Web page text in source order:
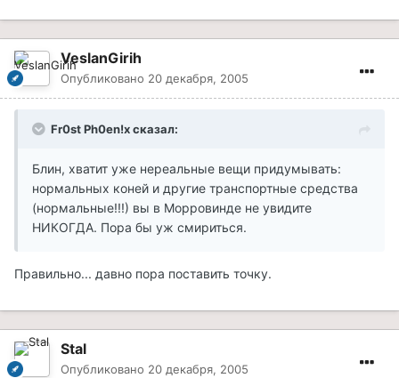
VeslanGirih
Опубликовано 20 декабря, 2005
Fr0st Ph0en!x сказал:
Блин, хватит уже нереальные вещи придумывать:
нормальных коней и другие транспортные средства
(нормальные!!!) вы в Морровинде не увидите
НИКОГДА. Пора бы уж смириться.
Правильно... давно пора поставить точку.
Stal
Опубликовано 20 декабря, 2005